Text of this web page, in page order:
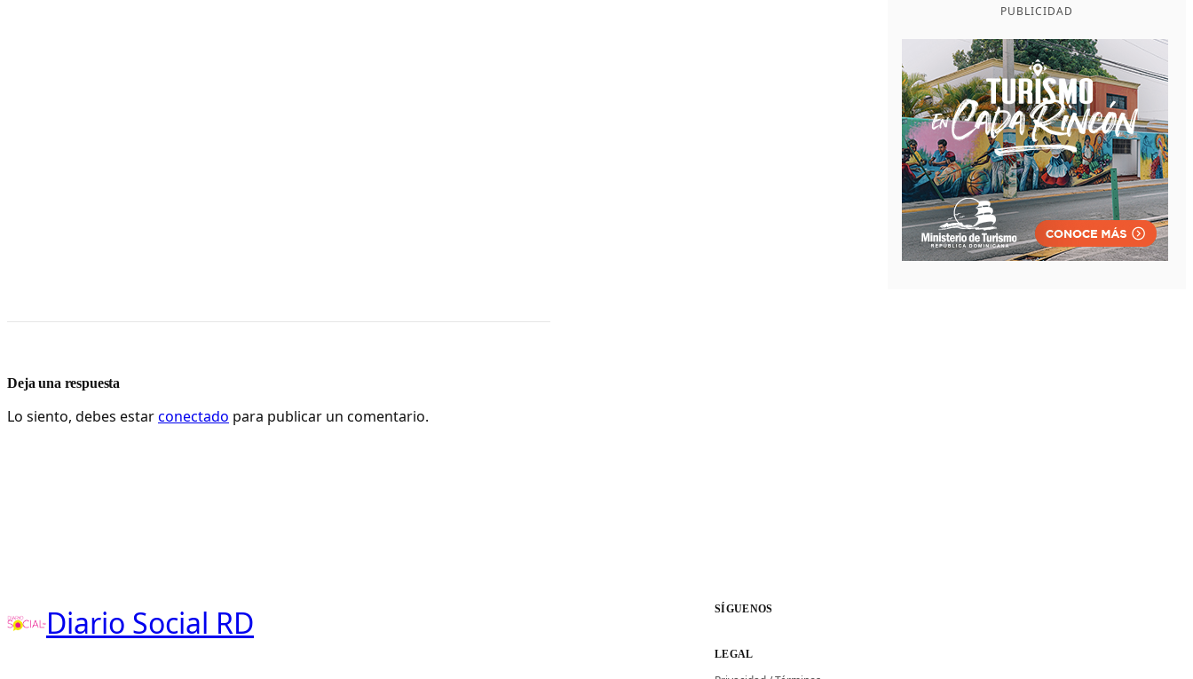
PUBLICIDAD
Deja una respuesta
Lo siento, debes estarconectado para publicar un comentario.
Diario Social RD SÍGUENOS
LEGAL